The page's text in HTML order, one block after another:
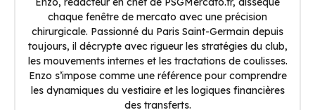
chaque fenêtre de mercato avec une précision
chirurgicale. Passionné du Paris Saint-Germain depuis
toujours, il décrypte avec rigueur les stratégies du club,
les mouvements internes et les tractations de coulisses.
Enzo s’impose comme une référence pour comprendre
les dynamiques du vestiaire et les logiques financières
des transferts.